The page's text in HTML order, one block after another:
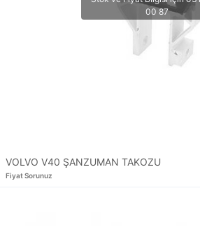
VOLVO V40 ŞANZUMAN TAKOZU
Fiyat Sorunuz